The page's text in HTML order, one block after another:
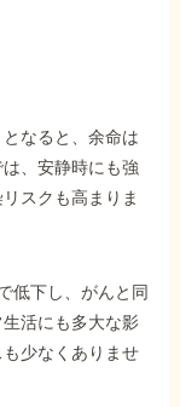
なると、余命は
、安静時にも強
スクも高まりま
低下し、がんと同
活にも多大な影
少なくありませ